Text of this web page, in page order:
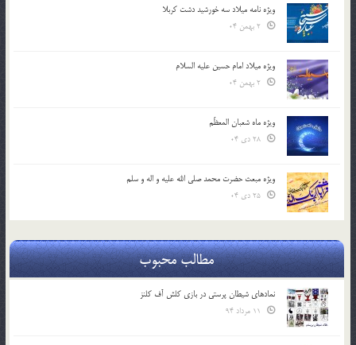
ویژه نامه میلاد سه خورشید دشت کربلا
ویژه میلاد امام حسین علیه السلام
ویژه ماه شعبان المعظّم
ویژه مبعث حضرت محمد صلی الله علیه و اله و سلم
مطالب محبوب
نمادهای شیطان پرستی در بازی کلش آف کلنز